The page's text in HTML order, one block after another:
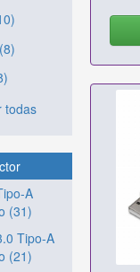
todas
A
(31)
Tipo-A
(21)